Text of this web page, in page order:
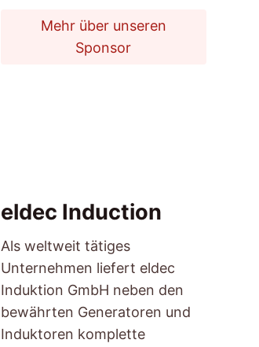
Mehr über unseren
Sponsor
eldec Induction
Als weltweit tätiges
Unternehmen liefert eldec
Induktion GmbH neben den
bewährten Generatoren und
Induktoren komplette